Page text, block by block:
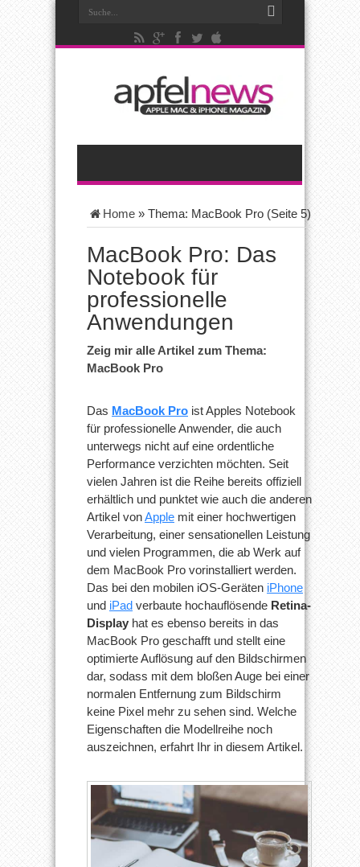
Home » Thema: MacBook Pro (Seite 5)
MacBook Pro: Das
Notebook für
professionelle
Anwendungen
Zeig mir alle Artikel zum Thema:
MacBook Pro
Das MacBook Pro ist Apples Notebook
für professionelle Anwender, die auch
unterwegs nicht auf eine ordentliche
Performance verzichten möchten. Seit
vielen Jahren ist die Reihe bereits offiziell
erhältlich und punktet wie auch die anderen
Artikel vonApple mit einer hochwertigen
Verarbeitung, einer sensationellen Leistung
und vielen Programmen, die ab Werk auf
dem MacBook Pro vorinstalliert werden.
Das bei den mobilen iOS-Geräten iPhone
und iPad verbaute hochauflösende Retina-
Display hat es ebenso bereits in das
MacBook Pro geschafft und stellt eine
optimierte Auflösung auf den Bildschirmen
dar, sodass mit dem bloßen Auge bei einer
normalen Entfernung zum Bildschirm
keine Pixel mehr zu sehen sind. Welche
Eigenschaften die Modellreihe noch
auszeichnen, erfahrt Ihr in diesem Artikel.